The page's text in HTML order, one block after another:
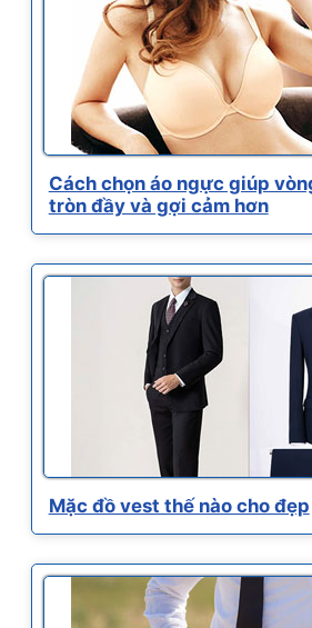
Cách chọn áo ngực giúp
tròn đầy và gợi cảm hơn
Mặc đồ vest thế nào cho đẹp